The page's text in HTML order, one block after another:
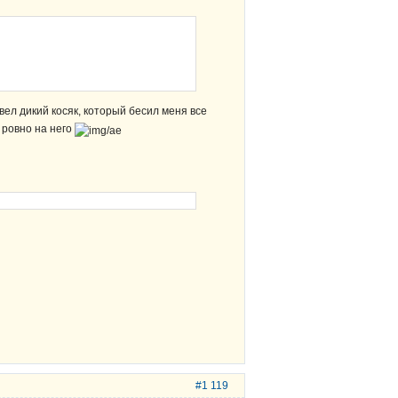
дикий косяк, который бесил меня все
на него
#1 119